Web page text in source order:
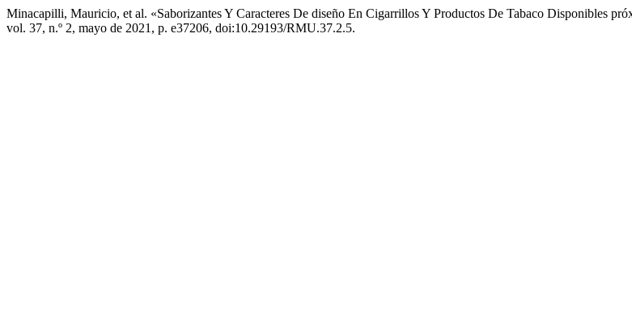
Minacapilli, Mauricio, et al. «Saborizantes Y Caracteres De diseño En Cigarrillos Y Productos De Tabaco Disponibles
vol. 37, n.º 2, mayo de 2021, p. e37206, doi:10.29193/RMU.37.2.5.